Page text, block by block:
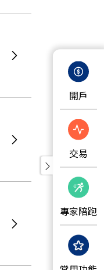
開戶
交易
專家陪跑